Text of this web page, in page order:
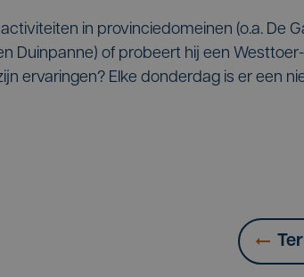
in provinciedomeinen (o.a. De
Duinpanne) of probeert hij een
ervaringen? Elke donderdag is er een